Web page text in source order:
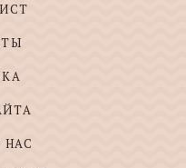
НАС